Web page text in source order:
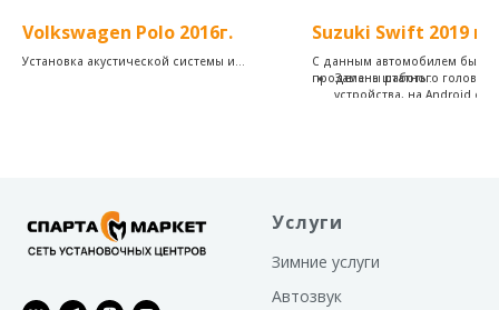
Volkswagen Polo 2016г.
Установка акустической системы и
Suzuki Swift 2019
С данным автомобилем были
проделаны работы:
Замена штатного
устройства, на Android от
Услуги
Зимние услуги
Автозвук